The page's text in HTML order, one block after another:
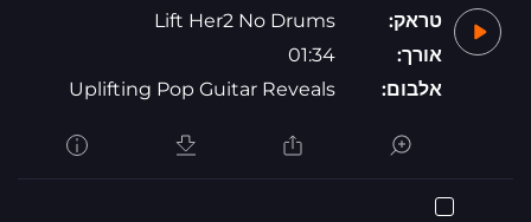
טראק:
Lift Her2 No Drums
אורך:
01:34
אלבום:
Uplifting Pop Guitar Reveals